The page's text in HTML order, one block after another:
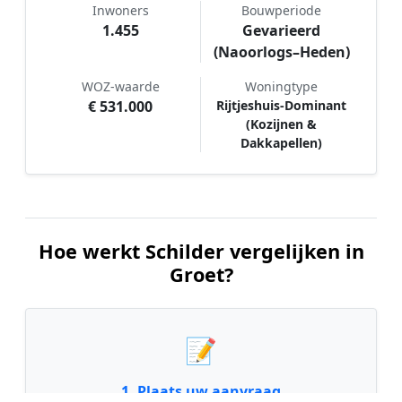
Inwoners
1.455
Bouwperiode
Gevarieerd
(Naoorlogs–Heden)
WOZ-waarde
€ 531.000
Woningtype
Rijtjeshuis-Dominant
(Kozijnen &
Dakkapellen)
Hoe werkt Schilder vergelijken in
Groet?
📝
1. Plaats uw aanvraag